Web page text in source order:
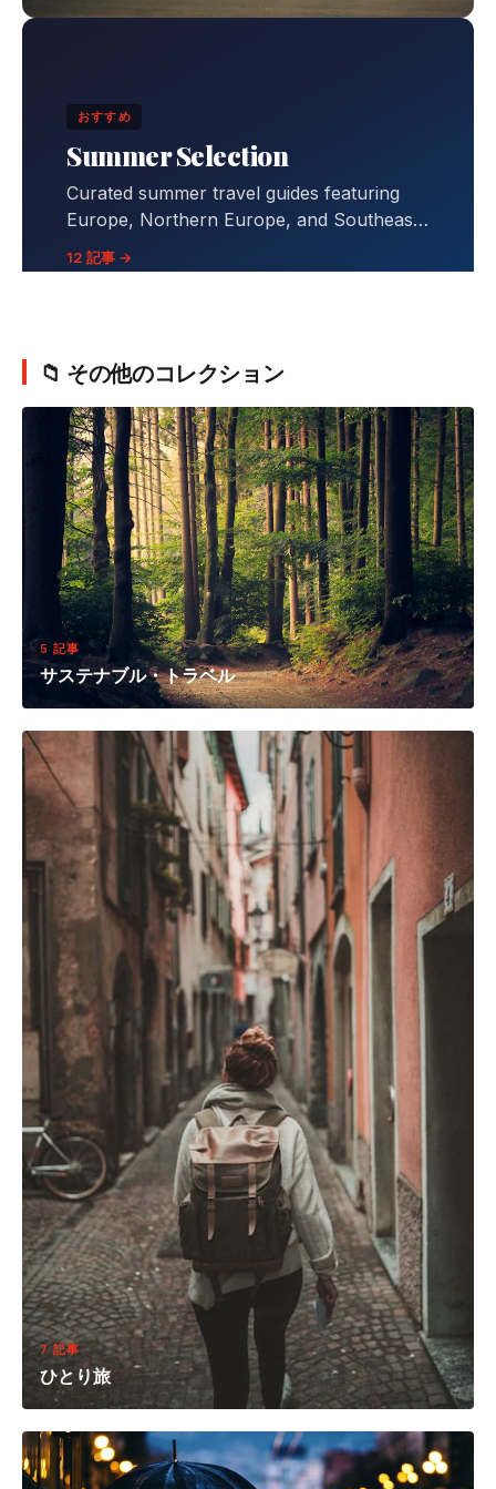
おすすめ
Summer Selection
Curated summer travel guides featuring
Europe, Northern Europe, and Southeast
Asia destinations with comprehensive
itineraries, budgets, and travel tips.
12 記事 →
📁 その他のコレクション
5 記事
サステナブル・トラベル
7 記事
ひとり旅